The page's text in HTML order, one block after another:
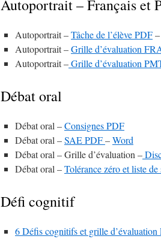
Autoportrait – Français et
Autoportrait –Tâche de l’élève PDF–
Autoportrait –Grille d’évaluation
Autoportrait –Grille d’évaluation
Débat oral
Débat oral –Consignes PDF
Débat oral –SAE PDF–Word
Débat oral – Grille d’évaluation –
Débat oral –Tolérance zéro et liste
Défi cognitif
6 Défis cognitifs et grille d’évaluation